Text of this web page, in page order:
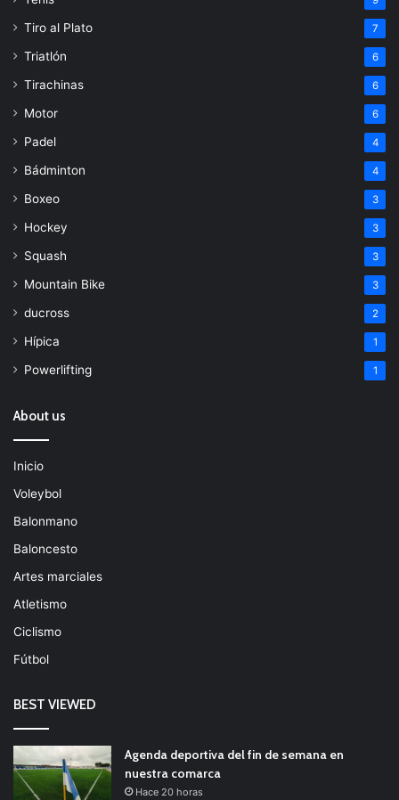
Tiro al Plato 7
Triatlón 6
Tirachinas 6
Motor 6
Padel 4
Bádminton 4
Boxeo 3
Hockey 3
Squash 3
Mountain Bike 3
ducross 2
Hípica 1
Powerlifting 1
About us
Inicio
Voleybol
Balonmano
Baloncesto
Artes marciales
Atletismo
Ciclismo
Fútbol
BEST VIEWED
Agenda deportiva del fin de semana en
nuestra comarca
Hace 20 horas